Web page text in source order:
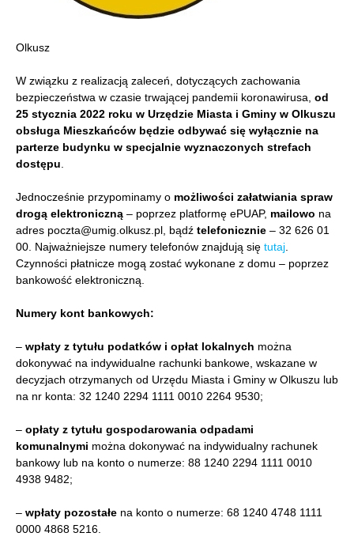
Olkusz
W związku z realizacją zaleceń, dotyczących zachowania
bezpieczeństwa w czasie trwającej pandemii koronawirusa, od
25 stycznia 2022 roku w Urzędzie Miasta i Gminy w Olkuszu
obsługa Mieszkańców będzie odbywać się wyłącznie na
parterze budynku w specjalnie wyznaczonych strefach
dostępu
Jednocześnie przypominamy o możliwości załatwiania spraw
drogą elektroniczną – poprzez platformę ePUAP, mailowo na
adres poczta@umig.olkusz.pl, bądź telefonicznie – 32 626 01
00. Najważniejsze numery telefonów znajdują się tutaj
Czynności płatnicze mogą zostać wykonane z domu – poprzez
bankowość elektroniczną.
Numery kont bankowych:
– wpłaty z tytułu podatków i opłat lokalnych można
dokonywać na indywidualne rachunki bankowe, wskazane w
decyzjach otrzymanych od Urzędu Miasta i Gminy w Olkuszu lub
na nr konta: 32 1240 2294 1111 0010 2264 9530;
– opłaty z tytułu gospodarowania odpadami
komunalnymi można dokonywać na indywidualny rachunek
bankowy lub na konto o numerze: 88 1240 2294 1111 0010
4938 9482;
– wpłaty pozostałe na konto o numerze: 68 1240 4748 1111
0000 4868 5216.